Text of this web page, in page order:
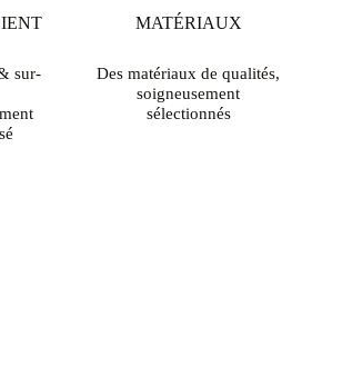
sur-
MATÉRIAUX
Des matériaux de qualités,
soigneusement
sélectionnés